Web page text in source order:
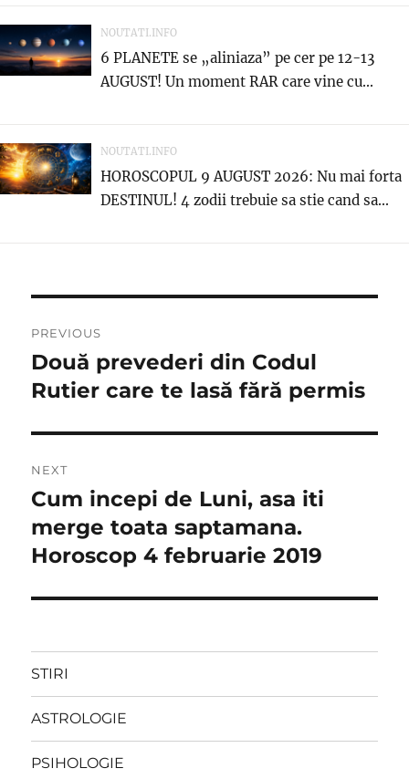
NOUTATI.INFO
6 PLANETE se „aliniaza” pe cer pe 12-13
AUGUST! Un moment RAR care vine cu...
NOUTATI.INFO
HOROSCOPUL 9 AUGUST 2026: Nu mai forta
DESTINUL! 4 zodii trebuie sa stie cand sa...
în
articole
PREVIOUS
Previous
post:
Două prevederi din Codul
Rutier care te lasă fără permis
NEXT
Next
post:
Cum incepi de Luni, asa iti
merge toata saptamana.
Horoscop 4 februarie 2019
STIRI
ASTROLOGIE
PSIHOLOGIE